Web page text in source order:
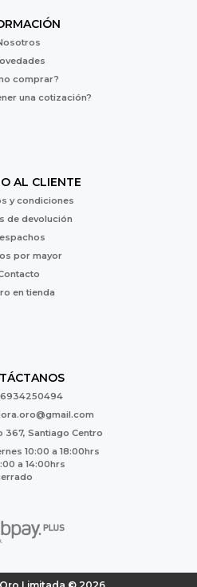
comprar?
una cotización?
AL CLIENTE
y condiciones
de devolución
por mayor
en tienda
367, Santiago Centro
10:00 a 18:00hrs
a 14:00hrs